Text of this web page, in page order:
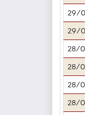
29/
29/
28/
28/
28/
28/